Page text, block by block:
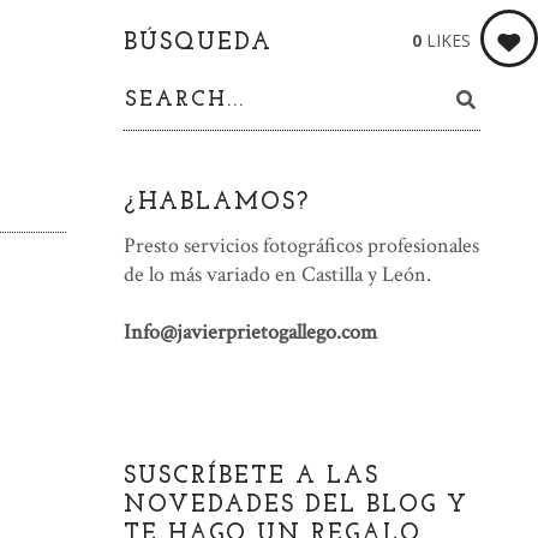
0 LIKES
BÚSQUEDA
¿HABLAMOS?
Presto servicios fotográficos profesionales
de lo más variado en Castilla y León.
Info@javierprietogallego.com
SUSCRÍBETE A LAS
NOVEDADES DEL BLOG Y